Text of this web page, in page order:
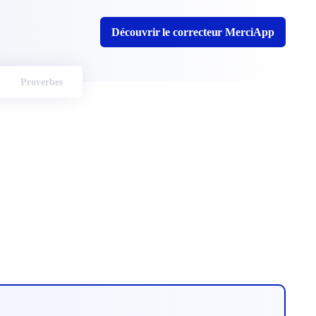
Découvrir le correcteur MerciApp
Proverbes